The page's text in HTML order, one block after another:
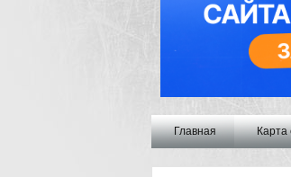
Главная Карта